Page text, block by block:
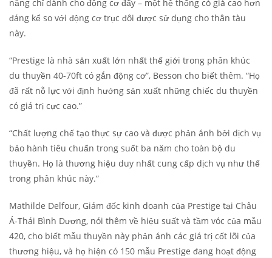
năng chỉ dành cho động cơ đẩy – một hệ thống có giá cao hơn
đáng kể so với động cơ trục đôi được sử dụng cho thân tàu
này.
“Prestige là nhà sản xuất lớn nhất thế giới trong phân khúc
du thuyền 40-70ft có gắn động cơ”, Besson cho biết thêm. “Họ
đã rất nỗ lực với định hướng sản xuất những chiếc du thuyền
có giá trị cực cao.”
“Chất lượng chế tạo thực sự cao và được phản ánh bởi dịch vụ
bảo hành tiêu chuẩn trong suốt ba năm cho toàn bộ du
thuyền. Họ là thương hiệu duy nhất cung cấp dịch vụ như thế
trong phân khúc này.”
Mathilde Delfour, Giám đốc kinh doanh của Prestige tại Châu
Á-Thái Bình Dương, nói thêm về hiệu suất và tầm vóc của mẫu
420, cho biết mẫu thuyền này phản ánh các giá trị cốt lõi của
thương hiệu, và họ hiện có 150 mẫu Prestige đang hoạt động